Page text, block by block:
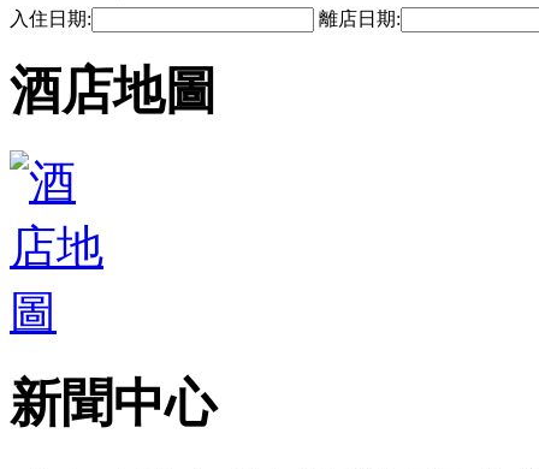
入住日期: 離店日期:
酒店地圖
新聞中心